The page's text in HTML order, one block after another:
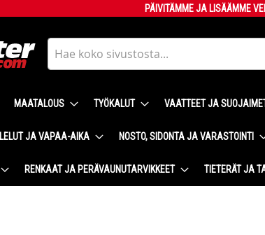
PÄIVITÄMME JA LISÄÄMME
MAATALOUS TYÖKALUT VAATTEET JA
LELUT JA VAPAA-AIKA NOSTO, SIDONTA JA VARASTOINTI
RENKAAT JA PERÄVAUNUTARVIKKEET TIETERÄT JA